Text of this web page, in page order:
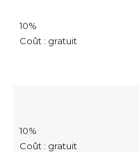
10%
Coût : gratuit
10%
Coût : gratuit